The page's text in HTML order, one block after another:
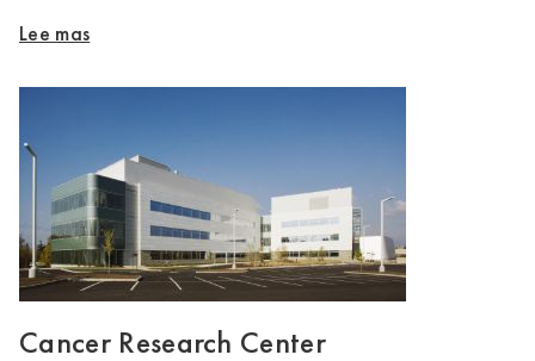
Lee mas
Cancer Research Center